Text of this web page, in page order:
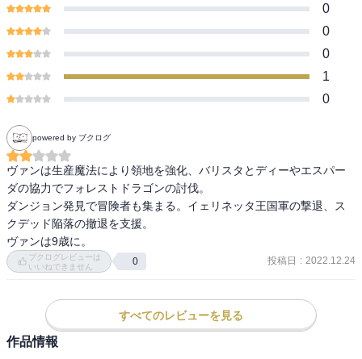
0
0
0
1
0
powered by ブクログ
ヴァンは生産魔法により領地を強化、バリスタとディーやエスパー
ダの協力でフォレストドラゴンの討伐。
ダンジョン発見で冒険者も集まる。イェリネッタ王国軍の撃退、ス
クデッド陥落の撤退を支援。
ヴァンは9歳に。
ブクログレビューは
いいねできません
0 投稿日 : 2022.12.24
すべてのレビューを見る
作品情報